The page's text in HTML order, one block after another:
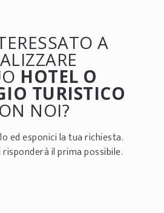
A
HOTEL O
TURISTICO
NOI?
ed esponici la tua richiesta.
il prima possibile.